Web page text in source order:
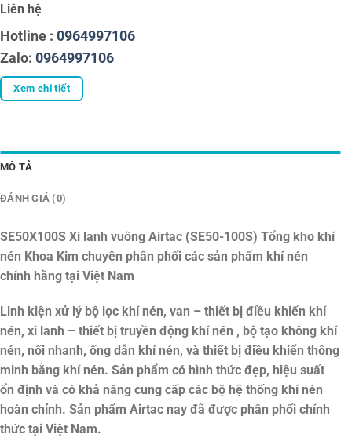
Liên hệ
Hotline : 0964997106
Zalo: 0964997106
Xem chi tiết
MÔ TẢ
ĐÁNH GIÁ (0)
SE50X100S Xi lanh vuông Airtac (SE50-100S) Tổng kho khí
nén Khoa Kim chuyên phân phối các sản phẩm khí nén
chính hãng tại Việt Nam
Linh kiện xử lý bộ lọc khí nén, van – thiết bị điều khiển khí
nén, xi lanh – thiết bị truyền động khí nén , bộ tạo không khí
nén, nối nhanh, ống dẫn khí nén, và thiết bị điều khiển thông
minh bằng khí nén. Sản phẩm có hình thức đẹp, hiệu suất
ổn định và có khả năng cung cấp các bộ hệ thống khí nén
hoàn chỉnh. Sản phẩm Airtac nay đã được phân phối chính
thức tại Việt Nam.